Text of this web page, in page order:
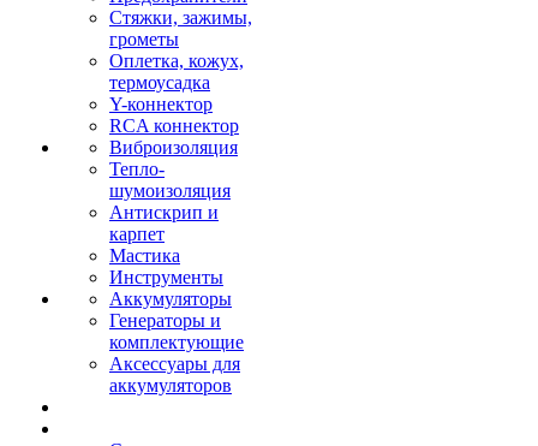
Стяжки, зажимы,
грометы
Оплетка, кожух,
термоусадка
Y-коннектор
RCA коннектор
Виброизоляция
Тепло-
шумоизоляция
Антискрип и
карпет
Мастика
Инструменты
Аккумуляторы
Генераторы и
комплектующие
Аксессуары для
аккумуляторов